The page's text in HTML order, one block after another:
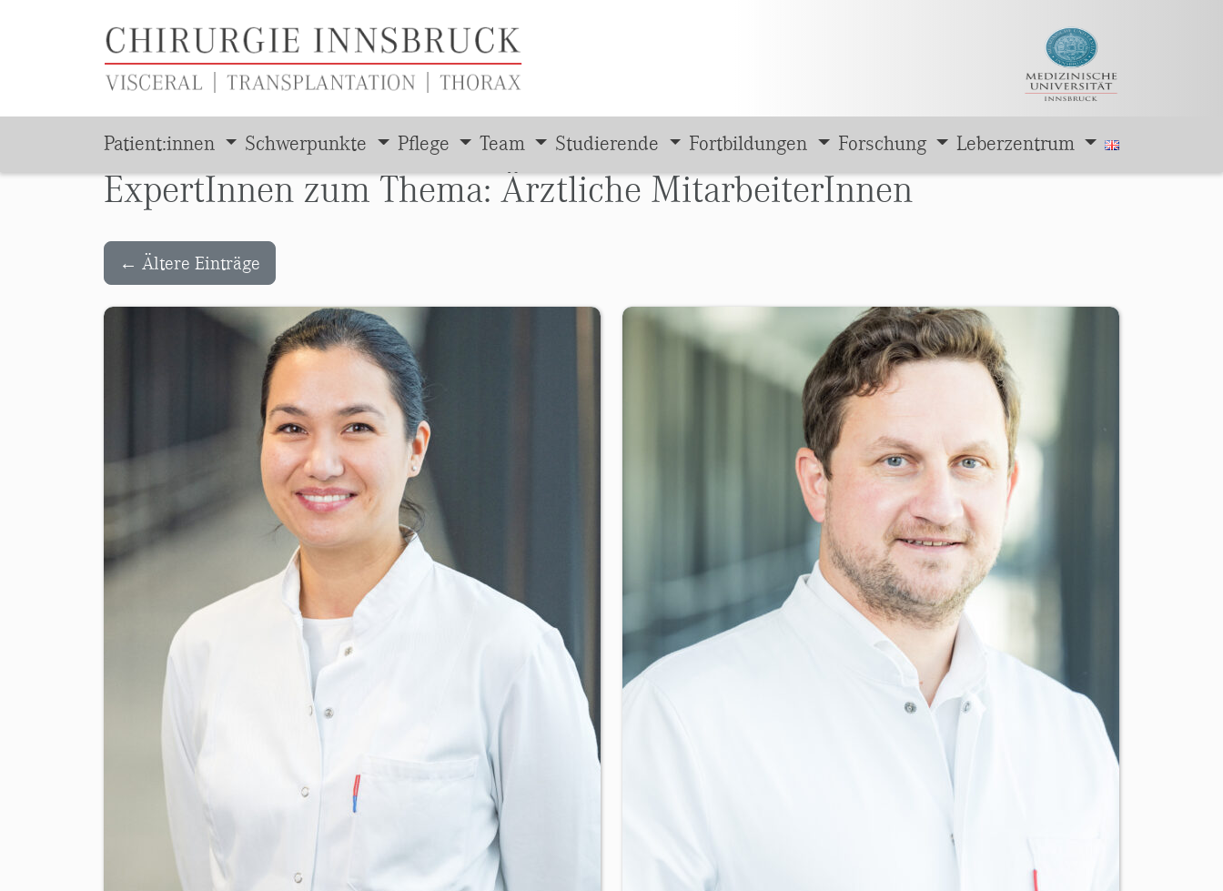
Zum Hauptinhalt springen
Patient:innen Schwerpunkte Pflege Team Studierende Fortbildungen Forschung Leberzentrum
ExpertInnen zum Thema: Ärztliche MitarbeiterInnen
← Ältere Einträge